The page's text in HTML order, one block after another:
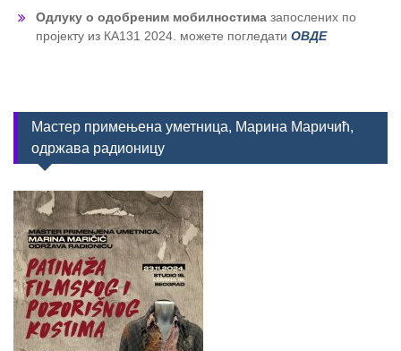
Одлуку о одобреним мобилностима запослених по
пројекту из КА131 2024. можете погледати ОВДЕ
Мастер примењена уметница, Марина Маричић,
одржава радионицу